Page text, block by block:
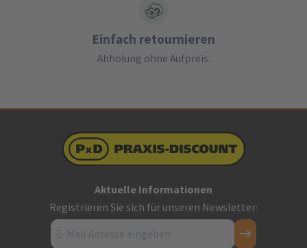
Einfach retournieren
Abholung ohne Aufpreis.
Aktuelle Informationen
Registrieren Sie sich für unseren Newsletter: